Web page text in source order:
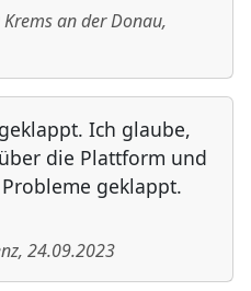
Krems an der Donau,
Ich glaube,
die Plattform und
geklappt.
, 24.09.2023